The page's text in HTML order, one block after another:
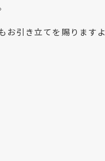
お引き立てを賜りますよ